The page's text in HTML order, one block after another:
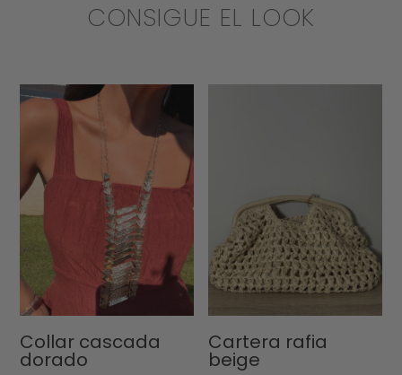
CONSIGUE EL LOOK
Collar cascada
dorado
Cartera rafia
beige